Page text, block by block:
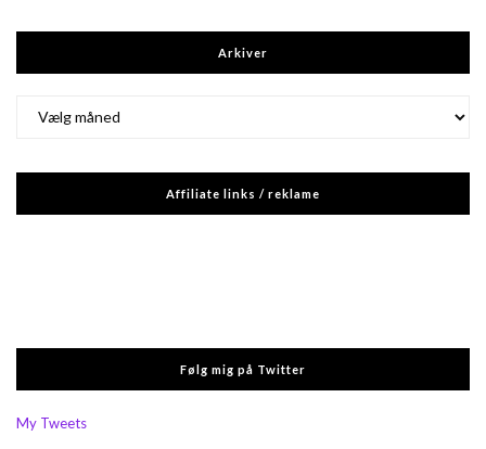
Arkiver
Affiliate links / reklame
Følg mig på Twitter
My Tweets